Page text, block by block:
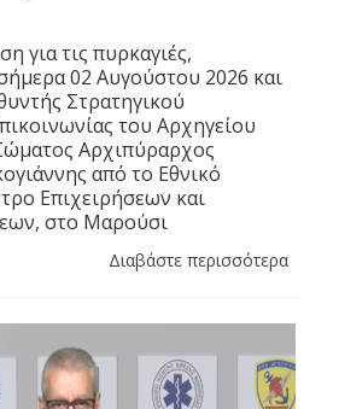
για τις πυρκαγιές,
02 Αυγούστου 2026 και
Στρατηγικού
του Αρχηγείου
Αρχιπύραρχος
από το Εθνικό
Επιχειρήσεων και
στο Μαρούσι
Διαβάστε περισσότερα